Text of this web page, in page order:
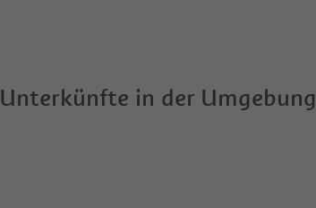
Unterkünfte in der Umgebung